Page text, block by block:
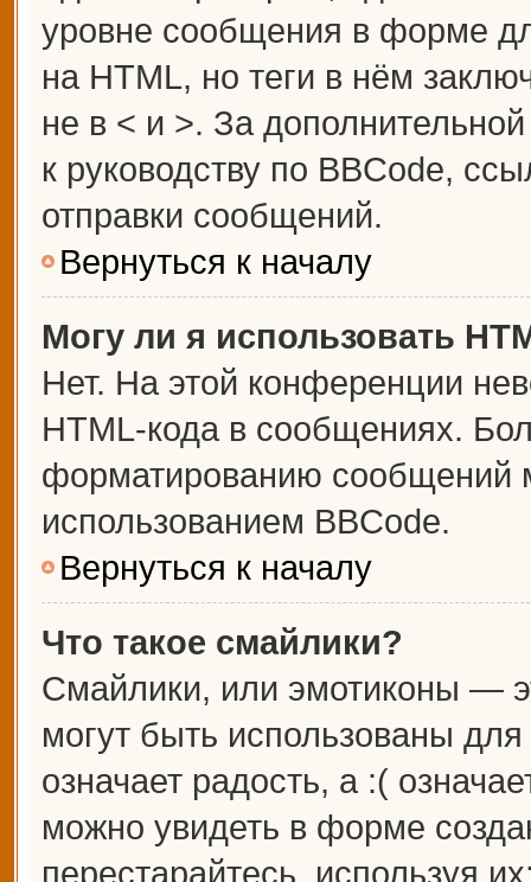
уровне сообщения в форме
на HTML, но теги в нём
не в < и >. За
к руководству по BBCode,
отправки сообщений.
Вернуться к началу
Могу ли я использовать
Нет. На этой конференции
HTML-кода в сообщениях.
форматированию сообщений
использованием BBCode.
Вернуться к началу
Что такое смайлики?
Смайлики, или эмотиконы —
могут быть использованы
означает радость, а :(
можно увидеть в форме
перестарайтесь, используя